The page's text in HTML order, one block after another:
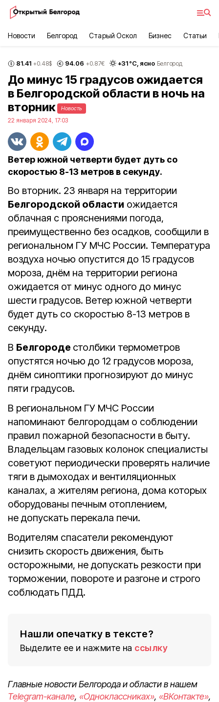
Новости Белгород Старый Оскол Бизнес Статьи
81.41 +0.48$ 94.06 +0.87€ +31°С, ясно Белгород
До минус 15 градусов ожидается
в Белгородской области в ночь на
вторник
Новость
22 января 2024, 17:03
Ветер южной четверти будет дуть со
скоростью 8-13 метров в секунду.
Во вторник. 23 января на территории
Белгородской области ожидается
облачная с прояснениями погода,
преимущественно без осадков, сообщили в
региональном ГУ МЧС России. Температура
воздуха ночью опустится до 15 градусов
мороза, днём на территории региона
ожидается от минус одного до минус
шести градусов. Ветер южной четверти
будет дуть со скоростью 8-13 метров в
секунду.
В Белгороде столбики термометров
опустятся ночью до 12 градусов мороза,
днём синоптики прогнозируют до минус
пяти градусов.
В региональном ГУ МЧС России
напоминают белгородцам о соблюдении
правил пожарной безопасности в быту.
Владельцам газовых колонок специалисты
советуют периодически проверять наличие
тяги в дымоходах и вентиляционных
каналах, а жителям региона, дома которых
оборудованы печным отоплением,
не допускать перекала печи.
Водителям спасатели рекомендуют
снизить скорость движения, быть
осторожными, не допускать резкости при
торможении, повороте и разгоне и строго
соблюдать ПДД.
Нашли опечатку в тексте?
Выделите ее и нажмите на ссылку
Главные новости Белгорода и области в нашем
Telegram-канале, «Одноклассниках», «ВКонтакте»,